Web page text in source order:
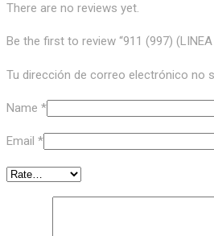
There are no reviews yet.
Be the first to review “911 (997) (LINEA
Tu dirección de correo electrónico no
Name *
Email *